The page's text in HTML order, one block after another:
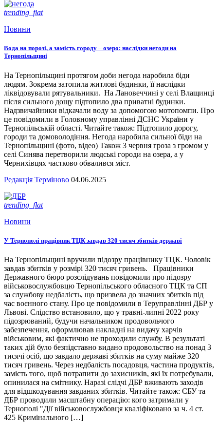
trending_flat
Новини
Вода на порозі, а замість городу – озеро: наслідки негоди на
Тернопільщині
На Тернопільщині протягом доби негода наробила біди
людям. Зокрема затопила житлові будинки, її наслідки
ліквідовували рятувальники. На Лановеччині у селі Влащинці
після сильного дощу підтопило два приватні будинки.
Надзвичайники відкачали воду за допомогою мотопомпи. Про
це повідомили в Головному управлінні ДСНС України у
Тернопільській області. Читайте також: Підтопило дорогу,
городи та домоволодіння. Негода наробила сильної біди на
Тернопільщині (фото, відео) Також 3 червня гроза з громом у
селі Синява перетворили людські городи на озера, а у
Чернихівцях частково обвалився міст.
Редакція Терміново 04.06.2025
trending_flat
Новини
У Тернополі працівник ТЦК завдав 320 тисяч збитків державі
На Тернопільщині вручили підозру працівнику ТЦК. Чоловік
завдав збитків у розмірі 320 тисяч гривень. Працівники
Державного бюро розслідувань повідомили про підозру
військовослужбовцю Тернопільського обласного ТЦК та СП
за службову недбалість, що призвела до значних збитків під
час воєнного стану. Про це повідомили в Теруправлінні ДБР у
Львові. Слідство встановило, що у травні-липні 2022 року
підозрюваний, будучи начальником продовольчого
забезпечення, оформлював накладні на видачу харчів
військовим, які фактично не проходили службу. В результаті
таких дій було безпідставно видано продовольство на понад 3
тисячі осіб, що завдало державі збитків на суму майже 320
тисяч гривень. Через недбалість посадовця, частина продуктів,
замість того, щоб потрапити до захисників, які їх потребували,
опинилася на смітнику. Наразі слідчі ДБР вживають заходів
для відшкодування завданих збитків. Читайте також: СБУ та
ДБР проводили масштабну операцію: кого затримали у
Тернополі "Дії військовослужбовця кваліфіковано за ч. 4 ст.
425 Кримінального […]